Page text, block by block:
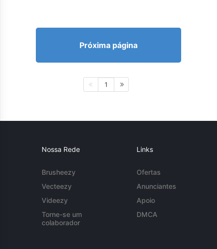
Próxima página
1
Nossa Rede
Brusheezy
Vecteezy
Videezy
Torne-se um
colaborador
Links
Ofertas
Anunciantes
Apoio
DMCA